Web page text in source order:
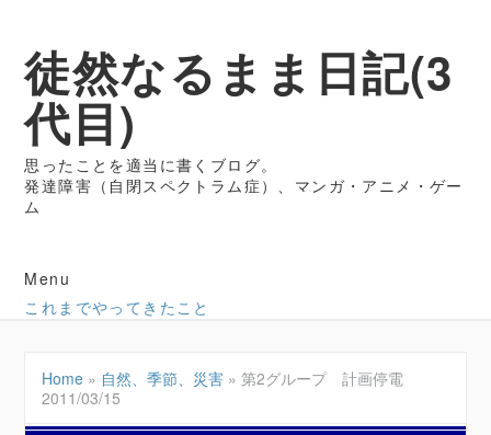
徒然なるまま日記(3
代目)
思ったことを適当に書くブログ。
発達障害（自閉スペクトラム症）、マンガ・アニメ・ゲー
ム
Menu
これまでやってきたこと
Home » 自然、季節、災害 »第2グループ 計画停電
2011/03/15